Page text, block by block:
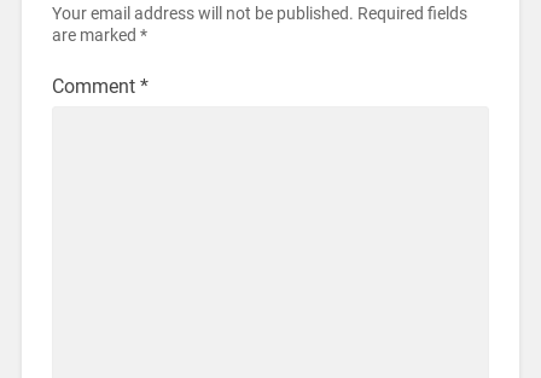
Your email address will not be published. Required fields
are marked *
Comment *